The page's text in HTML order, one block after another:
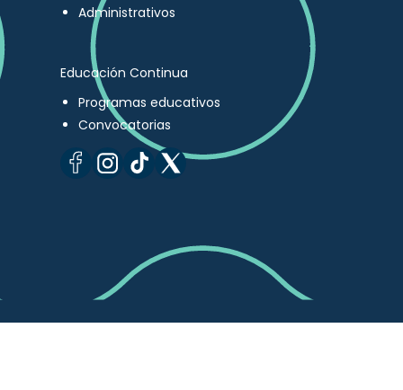
Administrativos
Educación Continua
Programas educativos
Convocatorias